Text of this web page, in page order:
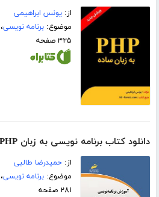
از:یونس ابراهیمی
موضوع:برنامه نویسی
۳۲۵ صفحه
دانلود کتاب برنامه نویسی به زبان PHP (از پایه تا پیشرفته)
از:حمیدرضا طالبی
موضوع:برنامه نویسی
۲۸۱ صفحه